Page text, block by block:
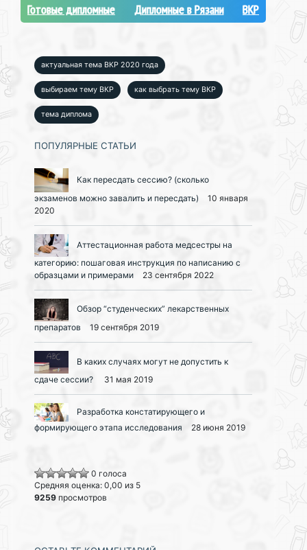
Готовые дипломные Дипломные в Рязани ВКР
актуальная тема ВКР 2020 года
выбираем тему ВКР как выбрать тему ВКР
тема диплома
ПОПУЛЯРНЫЕ СТАТЬИ
Как пересдать сессию? (сколько
экзаменов можно завалить и пересдать)
10 января
2020
Аттестационная работа медсестры на
категорию: пошаговая инструкция по написанию с
образцами и примерами
23 сентября 2022
Обзор “студенческих” лекарственных
препаратов
19 сентября 2019
В каких случаях могут не допустить к
сдаче сессии?
31 мая 2019
Разработка констатирующего и
формирующего этапа исследования
28 июня 2019
0 голоса
Средняя оценка: 0,00 из 5
9259 просмотров